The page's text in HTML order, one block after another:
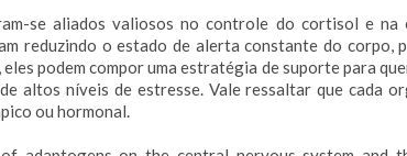
se aliados valiosos no controle do cortisol e
reduzindo o estado de alerta constante do
podem compor uma estratégia de suporte para
altos níveis de estresse. Vale ressaltar que cada
ou hormonal.